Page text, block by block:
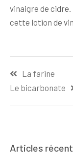
vinaigre de
cette lotion de
La farine
Le bicarbonate
Articles